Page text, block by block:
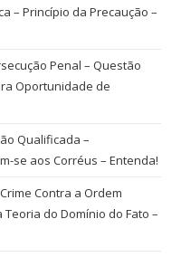
– Princípio da Precaução –
Penal – Questão
Oportunidade de
Qualificada –
se aos Corréus – Entenda!
Crime Contra a Ordem
do Domínio do Fato –